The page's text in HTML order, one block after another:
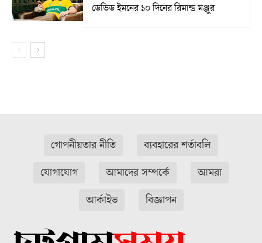
ডেভিড ইমনের ১০ দিনের রিমান্ড মঞ্জুর
গোপনীয়তার নীতি
ব্যবহারের শর্তাবলি
যোগাযোগ
আমাদের সম্পর্কে
আমরা
আর্কাইভ
বিজ্ঞাপন